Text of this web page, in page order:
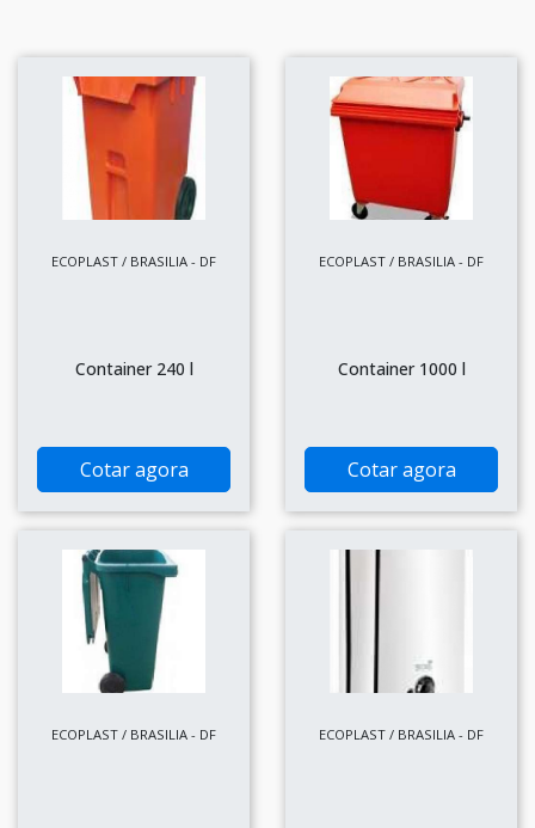
ECOPLAST / BRASILIA - DF
Container 240 l
Cotar agora
ECOPLAST / BRASILIA - DF
Container 1000 l
Cotar agora
ECOPLAST / BRASILIA - DF ECOPLAST / BRASILIA - DF